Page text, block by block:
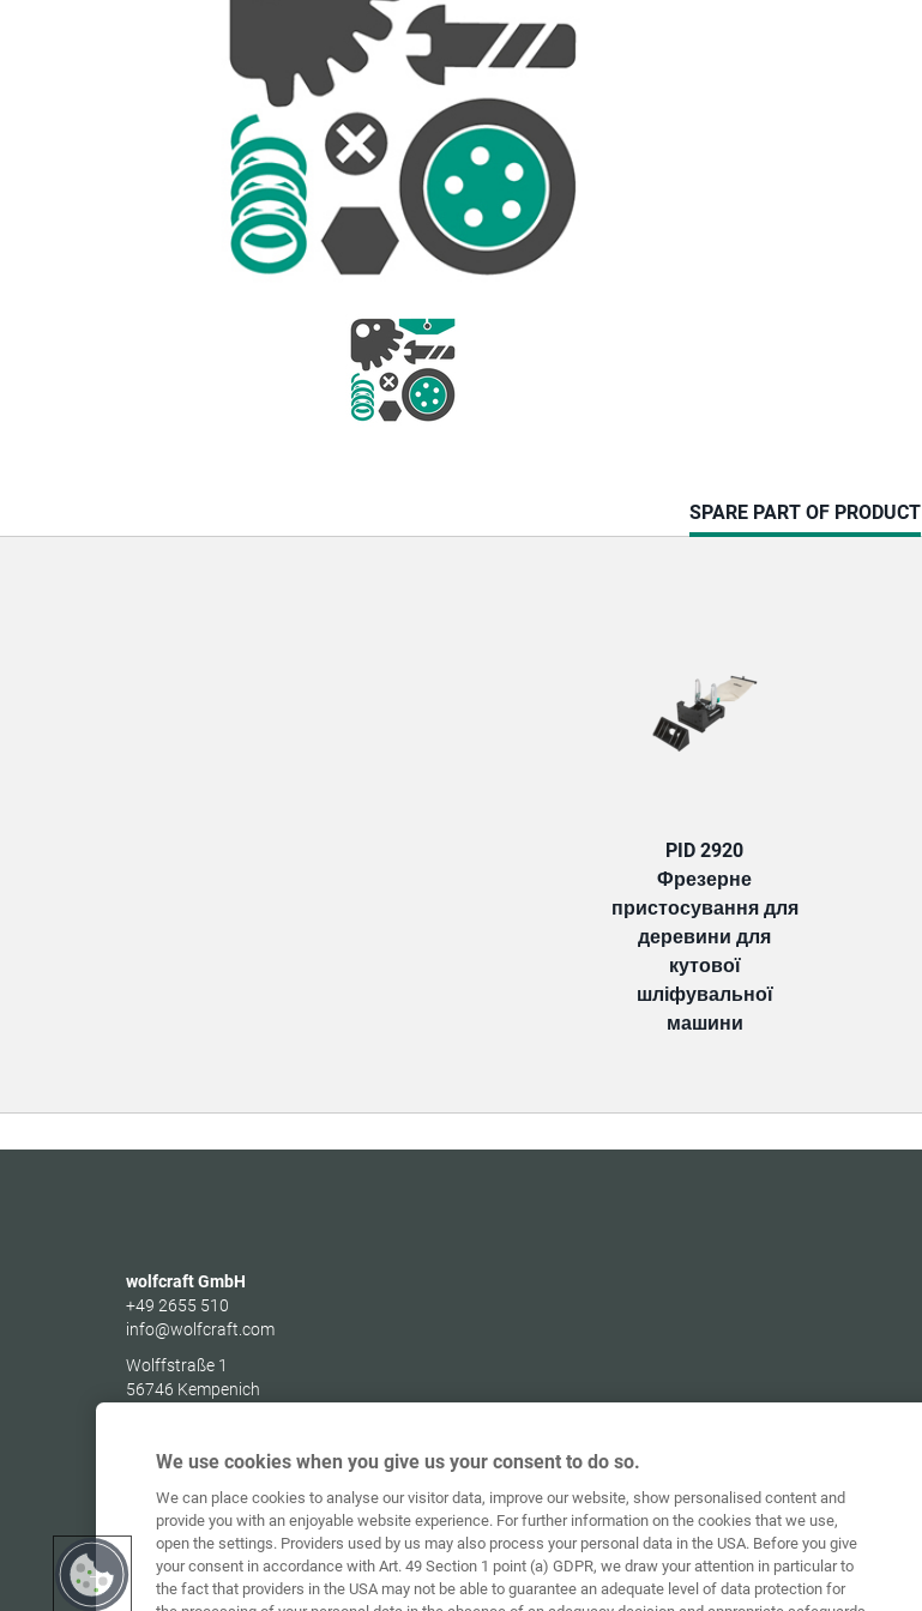
CURRENT
TAB:
SPARE PART OF PRODUCT
PID 2920
Фрезерне
пристосування для
деревини для
кутової
шліфувальної
машини
wolfcraft GmbH
+49 2655 510
info@wolfcraft.com
Wolffstraße 1
56746 Kempenich
We use cookies when you give us your consent to do so.
We can place cookies to analyse our visitor data, improve our website, show personalised content and
provide you with an enjoyable website experience. For further information on the cookies that we use,
open the settings. Providers used by us may also process your personal data in the USA. Before you give
your consent in accordance with Art. 49 Section 1 point (a) GDPR, we draw your attention in particular to
the fact that providers in the USA may not be able to guarantee an adequate level of data protection for